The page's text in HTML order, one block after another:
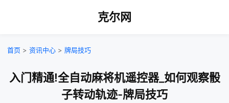
克尔网
首页 > 资讯中心 > 牌局技巧
入门精通!全自动麻将机遥控器_如何观察骰
子转动轨迹-牌局技巧